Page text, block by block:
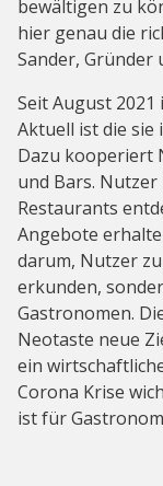
bewältigen zu
hier genau die
Sander, Gründer
Seit August
Aktuell ist die sie
Dazu kooperiert
und Bars.
Restaurants
Angebote
darum, Nutzer
erkunden,
Gastronomen.
Neotaste neue
ein
Corona Krise
ist für